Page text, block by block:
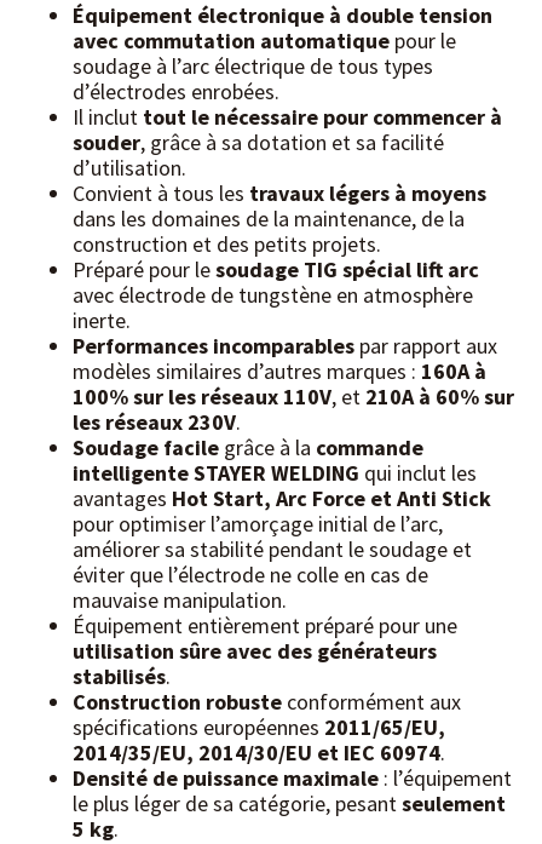
Équipement électronique à double tension
avec commutation automatique pour le
soudage à l’arc électrique de tous types
d’électrodes enrobées.
Il inclut tout le nécessaire pour commencer à
souder, grâce à sa dotation et sa facilité
d’utilisation.
Convient à tous les travaux légers à moyens
dans les domaines de la maintenance, de la
construction et des petits projets.
Préparé pour lesoudage TIG spécial lift arc
avec électrode de tungstène en atmosphère
inerte.
Performances incomparables par rapport aux
modèles similaires d’autres marques : 160A à
100% sur les réseaux 110V, et 210A à 60% sur
les réseaux 230V.
Soudage facile grâce à la commande
intelligente STAYER WELDING qui inclut les
avantages Hot Start, Arc Force et Anti Stick
pour optimiser l’amorçage initial de l’arc,
améliorer sa stabilité pendant le soudage et
éviter que l’électrode ne colle en cas de
mauvaise manipulation.
Équipement entièrement préparé pour une
utilisation sûre avec des générateurs
stabilisés.
Construction robuste conformément aux
spécifications européennes 2011/65/EU,
2014/35/EU, 2014/30/EU et IEC 60974.
Densité de puissance maximale : l’équipement
le plus léger de sa catégorie, pesantseulement
5 kg.